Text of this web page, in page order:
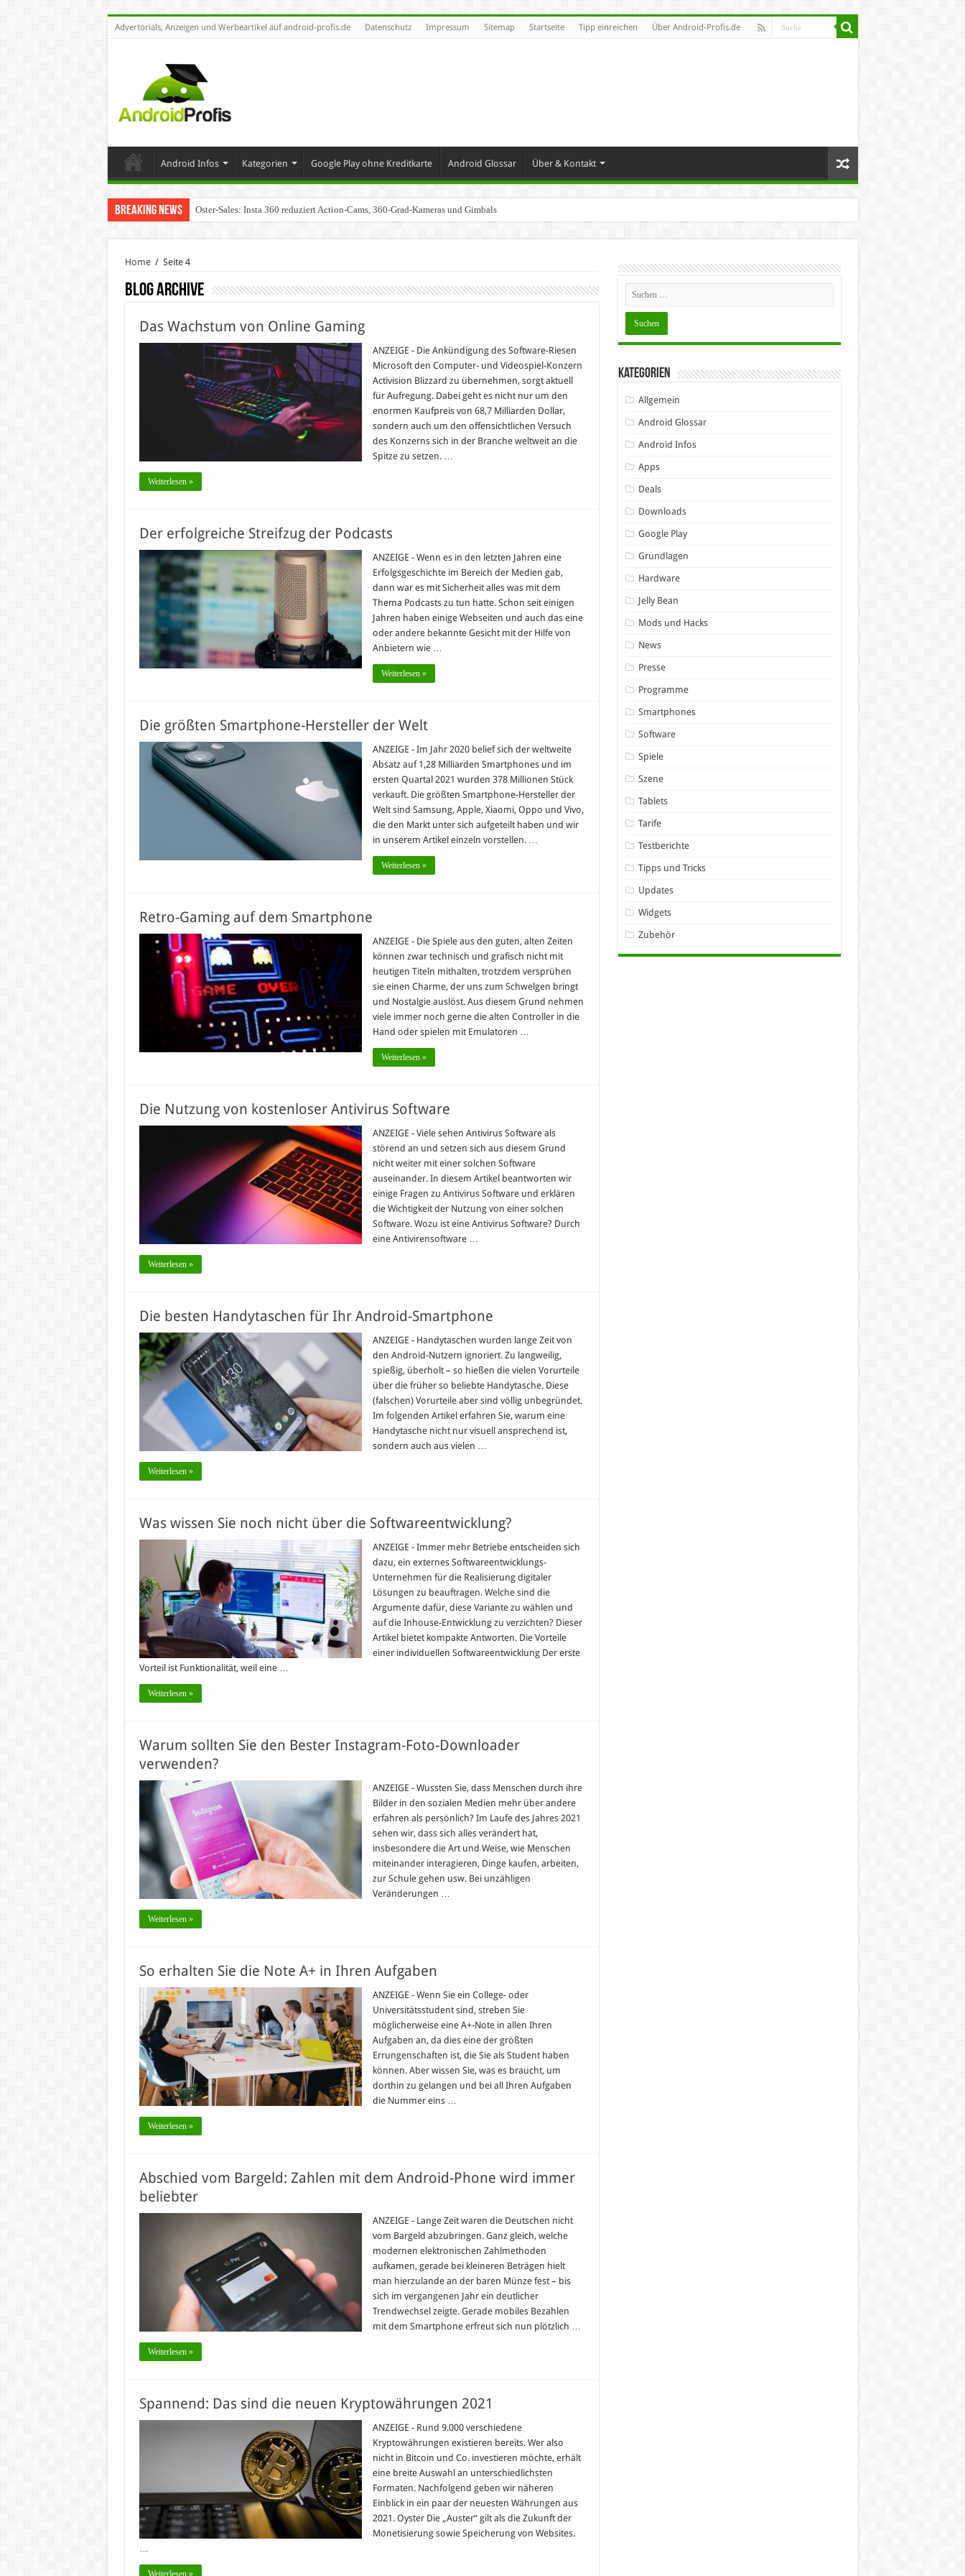
Advertorials, Anzeigen und Werbeartikel auf android-profis.de Datenschutz Impressum Sitemap Startseite Tipp einreichen Über Android-Profis.de
Android Infos Kategorien Google Play ohne Kreditkarte Android Glossar Über & Kontakt
Breaking News Oster-Sales: Insta 360 reduziert Action-Cams, 360-Grad-Kameras und Gimbals
Home / Seite 4
Blog Archive
Das Wachstum von Online Gaming
ANZEIGE - Die Ankündigung des Software-Riesen
Microsoft den Computer- und Videospiel-Konzern
Activision Blizzard zu übernehmen, sorgt aktuell
für Aufregung. Dabei geht es nicht nur um den
enormen Kaufpreis von 68,7 Milliarden Dollar,
sondern auch um den offensichtlichen Versuch
des Konzerns sich in der Branche weltweit an die
Spitze zu setzen. …
Weiterlesen »
Der erfolgreiche Streifzug der Podcasts
ANZEIGE - Wenn es in den letzten Jahren eine
Erfolgsgeschichte im Bereich der Medien gab,
dann war es mit Sicherheit alles was mit dem
Thema Podcasts zu tun hatte. Schon seit einigen
Jahren haben einige Webseiten und auch das eine
oder andere bekannte Gesicht mit der Hilfe von
Anbietern wie …
Weiterlesen »
Die größten Smartphone-Hersteller der Welt
ANZEIGE - Im Jahr 2020 belief sich der weltweite
Absatz auf 1,28 Milliarden Smartphones und im
ersten Quartal 2021 wurden 378 Millionen Stück
verkauft. Die größten Smartphone-Hersteller der
Welt sind Samsung, Apple, Xiaomi, Oppo und Vivo,
die den Markt unter sich aufgeteilt haben und wir
in unserem Artikel einzeln vorstellen. …
Weiterlesen »
Retro-Gaming auf dem Smartphone
ANZEIGE - Die Spiele aus den guten, alten Zeiten
können zwar technisch und grafisch nicht mit
heutigen Titeln mithalten, trotzdem versprühen
sie einen Charme, der uns zum Schwelgen bringt
und Nostalgie auslöst. Aus diesem Grund nehmen
viele immer noch gerne die alten Controller in die
Hand oder spielen mit Emulatoren …
Weiterlesen »
Die Nutzung von kostenloser Antivirus Software
ANZEIGE - Viele sehen Antivirus Software als
störend an und setzen sich aus diesem Grund
nicht weiter mit einer solchen Software
auseinander. In diesem Artikel beantworten wir
einige Fragen zu Antivirus Software und erklären
die Wichtigkeit der Nutzung von einer solchen
Software. Wozu ist eine Antivirus Software? Durch
eine Antivirensoftware …
Weiterlesen »
Die besten Handytaschen für Ihr Android-Smartphone
ANZEIGE - Handytaschen wurden lange Zeit von
den Android-Nutzern ignoriert. Zu langweilig,
spießig, überholt – so hießen die vielen Vorurteile
über die früher so beliebte Handytasche. Diese
(falschen) Vorurteile aber sind völlig unbegründet.
Im folgenden Artikel erfahren Sie, warum eine
Handytasche nicht nur visuell ansprechend ist,
sondern auch aus vielen …
Weiterlesen »
Was wissen Sie noch nicht über die Softwareentwicklung?
ANZEIGE - Immer mehr Betriebe entscheiden sich
dazu, ein externes Softwareentwicklungs-
Unternehmen für die Realisierung digitaler
Lösungen zu beauftragen. Welche sind die
Argumente dafür, diese Variante zu wählen und
auf die Inhouse-Entwicklung zu verzichten? Dieser
Artikel bietet kompakte Antworten. Die Vorteile
einer individuellen Softwareentwicklung Der erste
Vorteil ist Funktionalität, weil eine …
Weiterlesen »
Warum sollten Sie den Bester Instagram-Foto-Downloader
verwenden?
ANZEIGE - Wussten Sie, dass Menschen durch ihre
Bilder in den sozialen Medien mehr über andere
erfahren als persönlich? Im Laufe des Jahres 2021
sehen wir, dass sich alles verändert hat,
insbesondere die Art und Weise, wie Menschen
miteinander interagieren, Dinge kaufen, arbeiten,
zur Schule gehen usw. Bei unzähligen
Veränderungen …
Weiterlesen »
So erhalten Sie die Note A+ in Ihren Aufgaben
ANZEIGE - Wenn Sie ein College- oder
Universitätsstudent sind, streben Sie
möglicherweise eine A+-Note in allen Ihren
Aufgaben an, da dies eine der größten
Errungenschaften ist, die Sie als Student haben
können. Aber wissen Sie, was es braucht, um
dorthin zu gelangen und bei all Ihren Aufgaben
die Nummer eins …
Weiterlesen »
Abschied vom Bargeld: Zahlen mit dem Android-Phone wird immer
beliebter
ANZEIGE - Lange Zeit waren die Deutschen nicht
vom Bargeld abzubringen. Ganz gleich, welche
modernen elektronischen Zahlmethoden
aufkamen, gerade bei kleineren Beträgen hielt
man hierzulande an der baren Münze fest – bis
sich im vergangenen Jahr ein deutlicher
Trendwechsel zeigte. Gerade mobiles Bezahlen
mit dem Smartphone erfreut sich nun plötzlich …
Weiterlesen »
Spannend: Das sind die neuen Kryptowährungen 2021
ANZEIGE - Rund 9.000 verschiedene
Kryptowährungen existieren bereits. Wer also
nicht in Bitcoin und Co. investieren möchte, erhält
eine breite Auswahl an unterschiedlichsten
Formaten. Nachfolgend geben wir näheren
Einblick in ein paar der neuesten Währungen aus
2021. Oyster Die „Auster“ gilt als die Zukunft der
Monetisierung sowie Speicherung von Websites.
…
Weiterlesen »
Kategorien
Allgemein
Android Glossar
Android Infos
Apps
Deals
Downloads
Google Play
Grundlagen
Hardware
Jelly Bean
Mods und Hacks
News
Presse
Programme
Smartphones
Software
Spiele
Szene
Tablets
Tarife
Testberichte
Tipps und Tricks
Updates
Widgets
Zubehör